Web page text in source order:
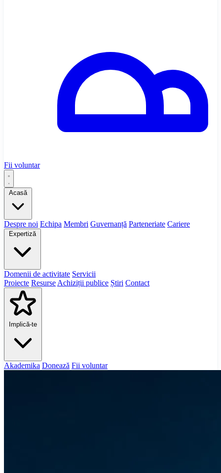
Fii voluntar
Despre noi Echipa Membri Guvernanță Parteneriate Cariere
Domenii de activitate Servicii
Proiecte Resurse Achiziții publice Știri Contact
Implică-te
Akademika Donează Fii voluntar